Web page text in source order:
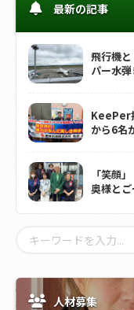
最新の記事
飛行機
パー水弾
KeePer
から6名
「笑顔
奥様と
人材募集